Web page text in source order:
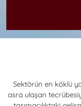
Sektörün en köklü
asra ulaşan